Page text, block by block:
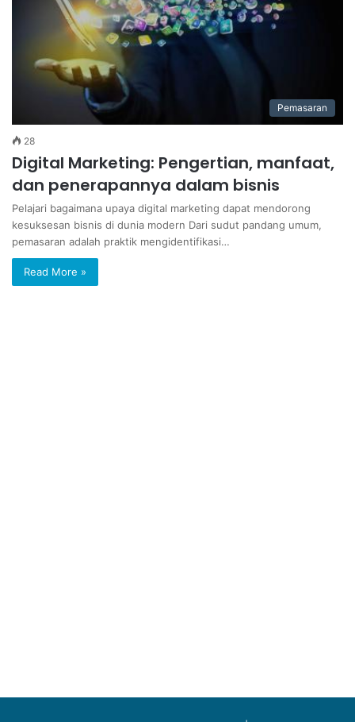
Pemasaran
28
Digital Marketing: Pengertian, manfaat,
dan penerapannya dalam bisnis
Pelajari bagaimana upaya digital marketing dapat mendorong
kesuksesan bisnis di dunia modern Dari sudut pandang umum,
pemasaran adalah praktik mengidentifikasi…
Read More »